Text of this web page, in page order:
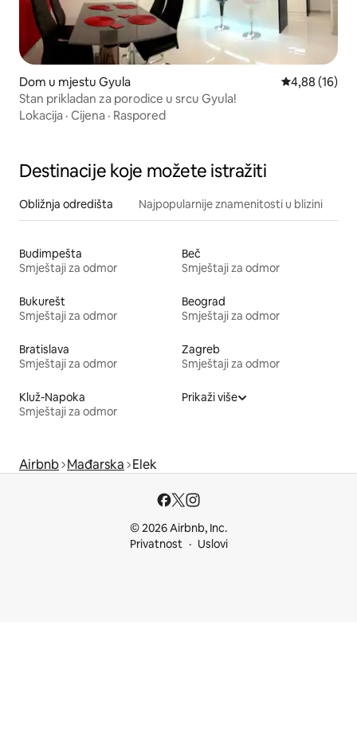
Dom u mjestu Gyula Prosječna
4,88 (16)
Stan prikladan za porodice u srcu Gyula!
Lokacija · Cijena · Raspored
Destinacije koje možete istražiti
Obližnja odredišta Najpopularnije znamenitosti u blizini
Budimpešta
Smještaji za odmor
Beč
Smještaji za odmor
Bukurešt
Smještaji za odmor
Beograd
Smještaji za odmor
Bratislava
Smještaji za odmor
Zagreb
Smještaji za odmor
Kluž-Napoka
Smještaji za odmor
Prikaži više
Airbnb Mađarska Elek
© 2026 Airbnb, Inc.
Privatnost
Uslovi